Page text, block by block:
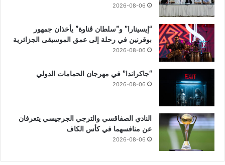
2026-08-06
“إيسينارا” و”سلطان ڤناوة” يأخذان جمهور
بوقرنين في رحلة إلى عمق الموسيقى الجزائرية
2026-08-06
“جاكراندا” في مهرجان الحمامات الدولي
2026-08-06
النادي الصفاقسي والترجي الجرجيسي يتعرفان
عن منافسهما في كأس الكاف
2026-08-06